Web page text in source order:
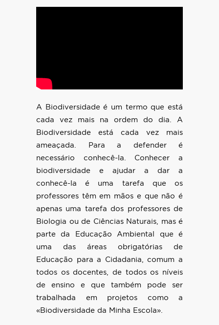
A Biodiversidade é um termo que está
cada vez mais na ordem do dia. A
Biodiversidade está cada vez mais
ameaçada. Para a defender é
necessário conhecê-la. Conhecer a
biodiversidade e ajudar a dar a
conhecê-la é uma tarefa que os
professores têm em mãos e que não é
apenas uma tarefa dos professores de
Biologia ou de Ciências Naturais, mas é
parte da Educação Ambiental que é
uma das áreas obrigatórias de
Educação para a Cidadania, comum a
todos os docentes, de todos os níveis
de ensino e que também pode ser
trabalhada em projetos como a
«Biodiversidade da Minha Escola».